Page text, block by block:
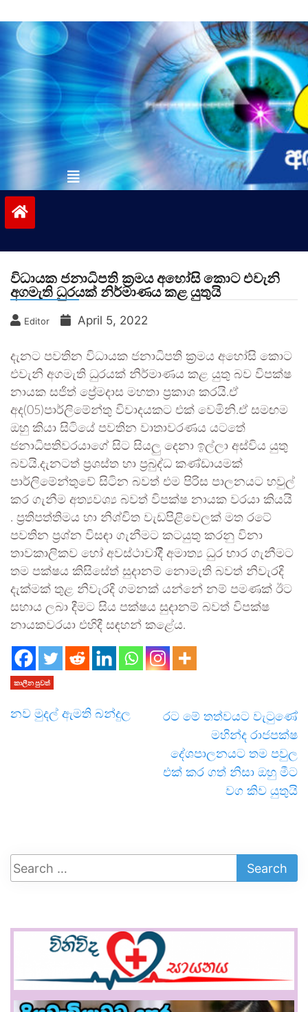
to
contentvinivida.lk
විධායක ජනාධිපති ක්‍රමය අහෝසි කොට එවැනි
අගමැති ධුරයක් නිර්මාණය කළ යුතුයි
Editor April 5, 2022
දැනට පවතින විධායක ජනාධිපති ක්‍රමය අහෝසි කොට
එවැනි අගමැති ධුරයක් නිර්මාණය කළ යුතු බව විපක්ෂ
නායක සජිත් ප්‍රේමදාස මහතා ප්‍රකාශ කරයි.ඒ
අද(05)පාර්ලිමේන්තු විවාදයකට එක් වෙමිනි.ඒ සමඟම
ඔහු කියා සිටියේ පවතින වාතාවරණය යටතේ
ජනාධිපතිවරයාගේ සිට සියලු දෙනා ඉල්ලා අස්විය යුතු
බවයි.දැනටත් ප්‍රශස්ත හා ප්‍රබුද්ධ කණ්ඩායමක්
පාර්ලිමේන්තුවේ සිටින බවත් එම පිරිස පාලනයට හවුල්
කර ගැනීම අත්‍යවශ්‍ය බවත් විපක්ෂ නායක වරයා කියයි
. ප්‍රතිපත්තිමය හා නිශ්චිත වැඩපිළිවෙලක් මත රටේ
පවතින ප්‍රශ්න විසඳා ගැනීමට කටයුතු කරනු විනා
තාවකාලිකව හෝ අවස්ථාවාදිී අමාත්‍ය ධුර භාර ගැනීමට
තම පක්ෂය කිසිසේත් සුදානම් නොමැති බවත් නිවැරදි
දැක්මක් තුළ නිවැරදි ගමනක් යන්නේ නම් පමණක් ඊට
සහාය ලබා දීමට සිය පක්ෂය සුදානම් බවත් විපක්ෂ
නායකවරයා එහිදී සඳහන් කළේය.
කාලීන පුවත්
නව මුදල් ඇමති බන්දුල
රට මේ තත්වයට වැටුණේ
මහින්ද රාජපක්ෂ
දේශපාලනයට තම පවුල
එක් කර ගත් නිසා ඔහු මීට
වග කිව යුතුයි